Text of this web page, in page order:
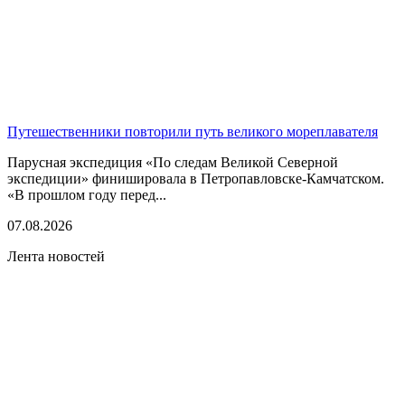
Путешественники повторили путь великого мореплавателя
Парусная экспедиция «По следам Великой Северной
экспедиции» финишировала в Петропавловске-Камчатском.
«В прошлом году перед...
07.08.2026
Лента новостей